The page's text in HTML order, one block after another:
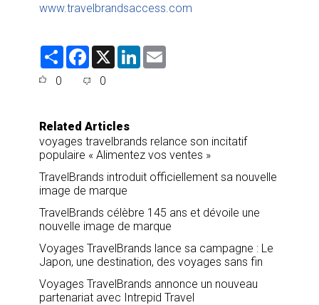
www.travelbrandsaccess.com
S
F
e
o
k
X
L
0 0
Related Articles
voyages travelbrands relance son incitatif
populaire « Alimentez vos ventes »
TravelBrands introduit officiellement sa nouvelle
image de marque
TravelBrands célèbre 145 ans et dévoile une
nouvelle image de marque
Voyages TravelBrands lance sa campagne : Le
Japon, une destination, des voyages sans fin
Voyages TravelBrands annonce un nouveau
partenariat avec Intrepid Travel